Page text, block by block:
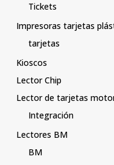
Tickets
Impresoras tarjetas
tarjetas
Kioscos
Lector Chip
Lector de tarjetas
Integración
Lectores BM
BM